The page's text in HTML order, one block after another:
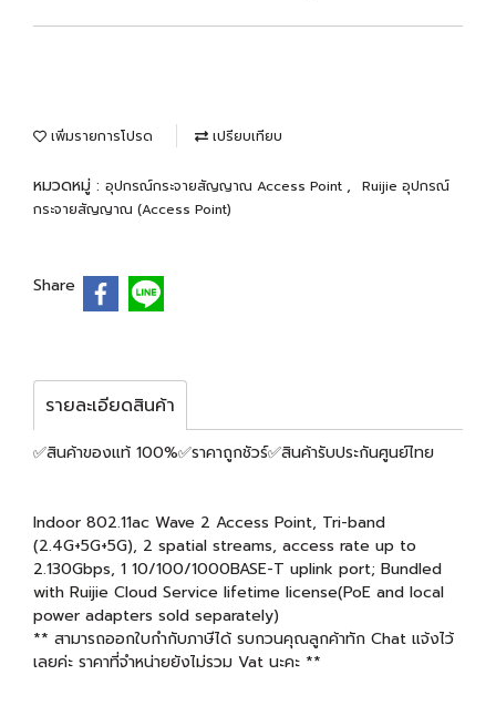
เพิ่มรายการโปรด เปรียบเทียบ
หมวดหมู่ : อุปกรณ์กระจายสัญญาณ Access Point ,
Ruijie อุปกรณ์
กระจายสัญญาณ (Access Point)
Share
รายละเอียดสินค้า
✅สินค้าของแท้ 100%✅ราคาถูกชัวร์✅สินค้ารับประกันศูนย์ไทย
Indoor 802.11ac Wave 2 Access Point, Tri-band
(2.4G+5G+5G), 2 spatial streams, access rate up to
2.130Gbps, 1 10/100/1000BASE-T uplink port; Bundled
with Ruijie Cloud Service lifetime license(PoE and local
power adapters sold separately)
** สามารถออกใบกำกับภาษีได้ รบกวนคุณลูกค้าทัก Chat แจ้งไว้
เลยค่ะ ราคาที่จำหน่ายยังไม่รวม Vat นะคะ **